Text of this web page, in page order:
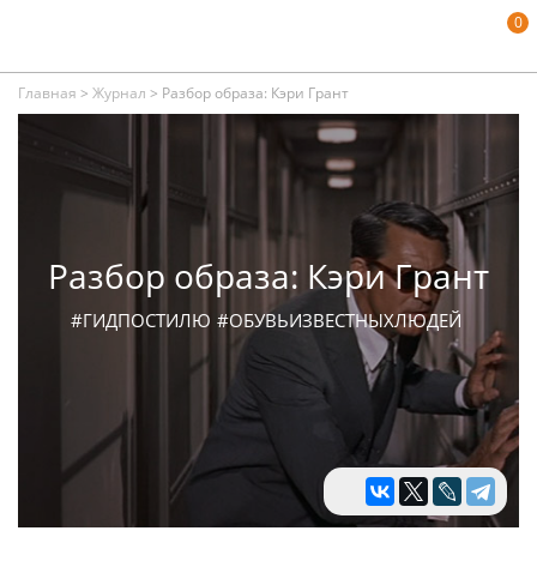
0
Главная > Журнал > Разбор образа: Кэри Грант
Разбор образа: Кэри Грант
#ГИДПОСТИЛЮ #ОБУВЬИЗВЕСТНЫХЛЮДЕЙ